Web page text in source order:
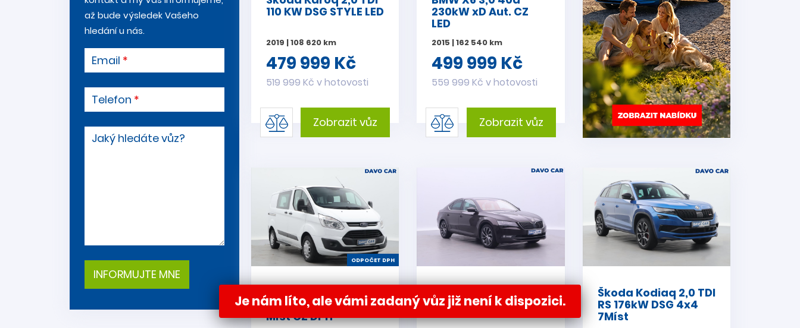
Je nám líto, ale vámi zadaný vůz již není k dispozici.
až bude výsledek Vašeho
hledání u nás.
Email
Telefon
Jaký hledáte vůz?
110 KW DSG STYLE LED
2019 | 108 620 km
479 999 Kč
519 999 Kč v hotovosti
Zobrazit vůz
230kW xD Aut. CZ
LED
2015 | 162 540 km
499 999 Kč
559 999 Kč v hotovosti
Zobrazit vůz
ODPOČET DPH
Ford Transit Custom
2,0 TDCi 96kW 6-
Míst CZ DPH
Škoda Superb 2,0
TDI 110kW L&K CZ
Škoda Kodiaq 2,0 TDI
RS 176kW DSG 4x4
7Míst